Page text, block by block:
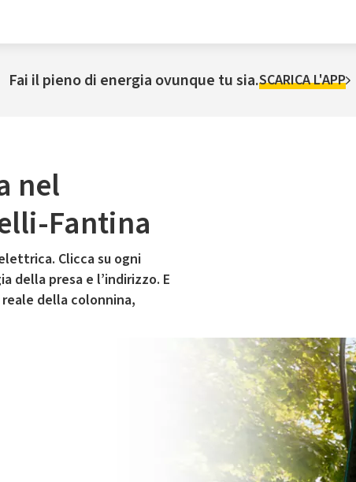
Fai il pieno di energia ovunque tu sia.SCARICA L'APP
nel
Fantina
Clicca su ogni
della presa e l’indirizzo. E
della colonnina,
servizio di mobilità elettrica è gestito da Plenitude On The Road